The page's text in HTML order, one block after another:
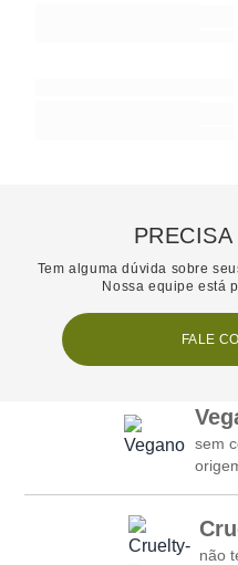
Tem alguma dúvida sobre
Nossa equipe está
FALE
sem
não